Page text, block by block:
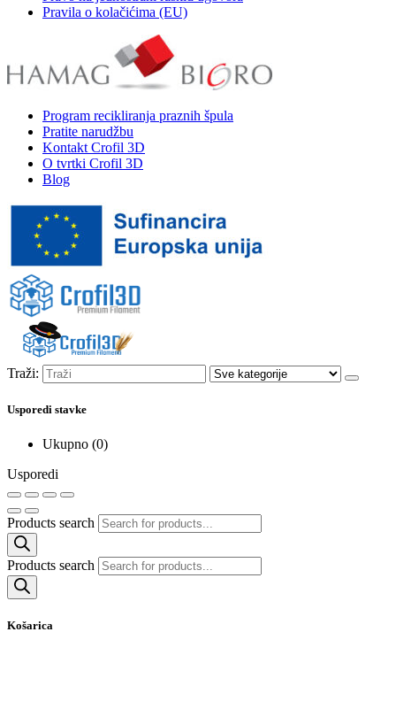
Pravila o kolačićima (EU)
Program recikliranja praznih špula
Pratite narudžbu
Kontakt Crofil 3D
O tvrtki Crofil 3D
Blog
Traži:
Usporedi stavke
Ukupno (0)
Usporedi
Products search
Products search
Košarica